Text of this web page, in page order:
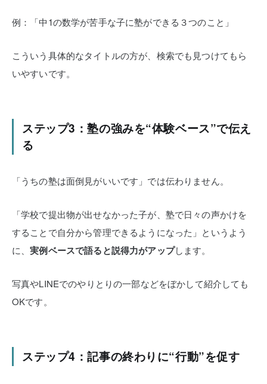
例：「中1の数学が苦手な子に塾ができる３つのこと」
こういう具体的なタイトルの方が、検索でも見つけてもら
いやすいです。
ステップ3：塾の強みを“体験ベース”で伝え
る
「うちの塾は面倒見がいいです」では伝わりません。
「学校で提出物が出せなかった子が、塾で日々の声かけを
することで自分から管理できるようになった」というよう
に、実例ベースで語ると説得力がアップします。
写真やLINEでのやりとりの一部などをぼかして紹介しても
OKです。
ステップ4：記事の終わりに“行動”を促す